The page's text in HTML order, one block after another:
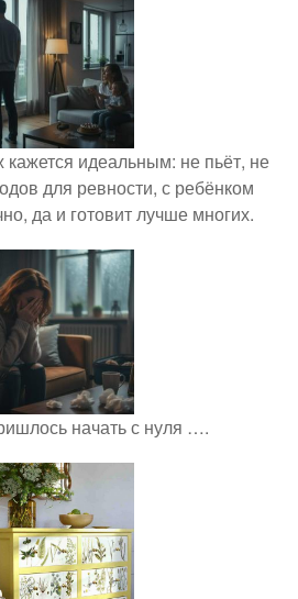
идеальным: не пьёт, не
для ревности, с ребёнком
да и готовит лучше многих.
начать с нуля ….